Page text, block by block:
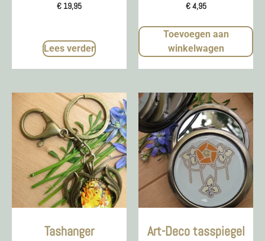
€ 19,95
Lees verder
€4,95
Toevoegen aan
winkelwagen
Tashanger Art-Deco tasspiegel